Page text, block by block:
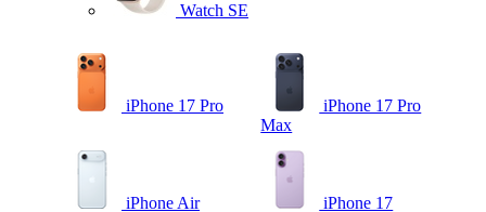
Watch SE
iPhone 17 Pro
iPhone 17 Pro
Max
iPhone Air iPhone 17